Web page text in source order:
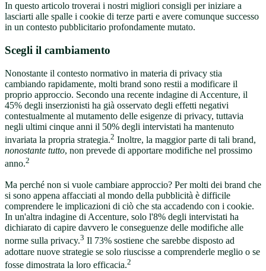
In questo articolo troverai i nostri migliori consigli per iniziare a
lasciarti alle spalle i cookie di terze parti e avere comunque successo
in un contesto pubblicitario profondamente mutato.
Scegli il cambiamento
Nonostante il contesto normativo in materia di privacy stia
cambiando rapidamente, molti brand sono restii a modificare il
proprio approccio. Secondo una recente indagine di Accenture, il
45% degli inserzionisti ha già osservato degli effetti negativi
contestualmente al mutamento delle esigenze di privacy, tuttavia
negli ultimi cinque anni il 50% degli intervistati ha mantenuto
invariata la propria strategia.2 Inoltre, la maggior parte di tali brand,
nonostante tutto, non prevede di apportare modifiche nel prossimo
anno.2
Ma perché non si vuole cambiare approccio? Per molti dei brand che
si sono appena affacciati al mondo della pubblicità è difficile
comprendere le implicazioni di ciò che sta accadendo con i cookie.
In un'altra indagine di Accenture, solo l'8% degli intervistati ha
dichiarato di capire davvero le conseguenze delle modifiche alle
norme sulla privacy.3 Il 73% sostiene che sarebbe disposto ad
adottare nuove strategie se solo riuscisse a comprenderle meglio o se
fosse dimostrata la loro efficacia.2